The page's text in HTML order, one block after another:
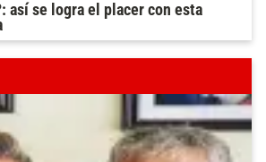
así se logra el placer con esta